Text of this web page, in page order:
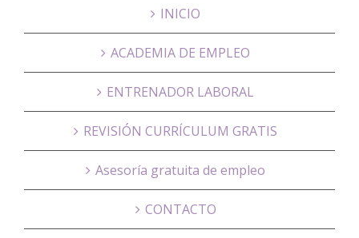
INICIO
ACADEMIA DE EMPLEO
ENTRENADOR LABORAL
REVISIÓN CURRÍCULUM GRATIS
Asesoría gratuita de empleo
CONTACTO